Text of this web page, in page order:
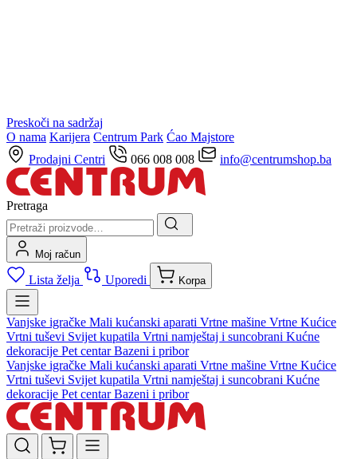
Preskoči na sadržaj
O nama Karijera Centrum Park Ćao Majstore
Prodajni Centri
066 008 008 info@centrumshop.ba
Pretraga
Moj račun
Lista želja Uporedi Korpa
Vanjske igračke Mali kućanski aparati Vrtne mašine Vrtne Kućice
Vrtni tuševi Svijet kupatila Vrtni namještaj i suncobrani Kućne
dekoracije Pet centarBazeni i pribor
Vanjske igračke Mali kućanski aparati Vrtne mašine Vrtne Kućice
Vrtni tuševi Svijet kupatila Vrtni namještaj i suncobrani Kućne
dekoracije Pet centarBazeni i pribor